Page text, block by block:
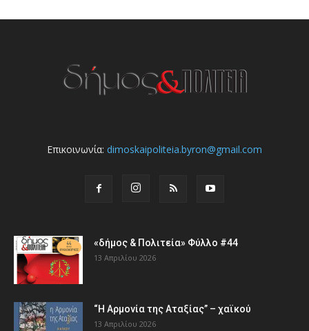
Επικοινωνία: dimoskaipoliteia.byron@gmail.com
«δήμος & Πολιτεία» Φύλλο #44
13 Απριλίου 2026
“Η Αρμονία της Αταξίας” – χαϊκού
13 Απριλίου 2026